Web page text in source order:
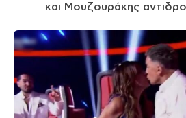
και Μουζουράκης